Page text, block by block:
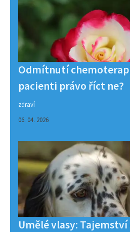
Odmítnutí
pacienti právo říct ne?
zdraví
06. 04. 2026
Umělé vlasy: